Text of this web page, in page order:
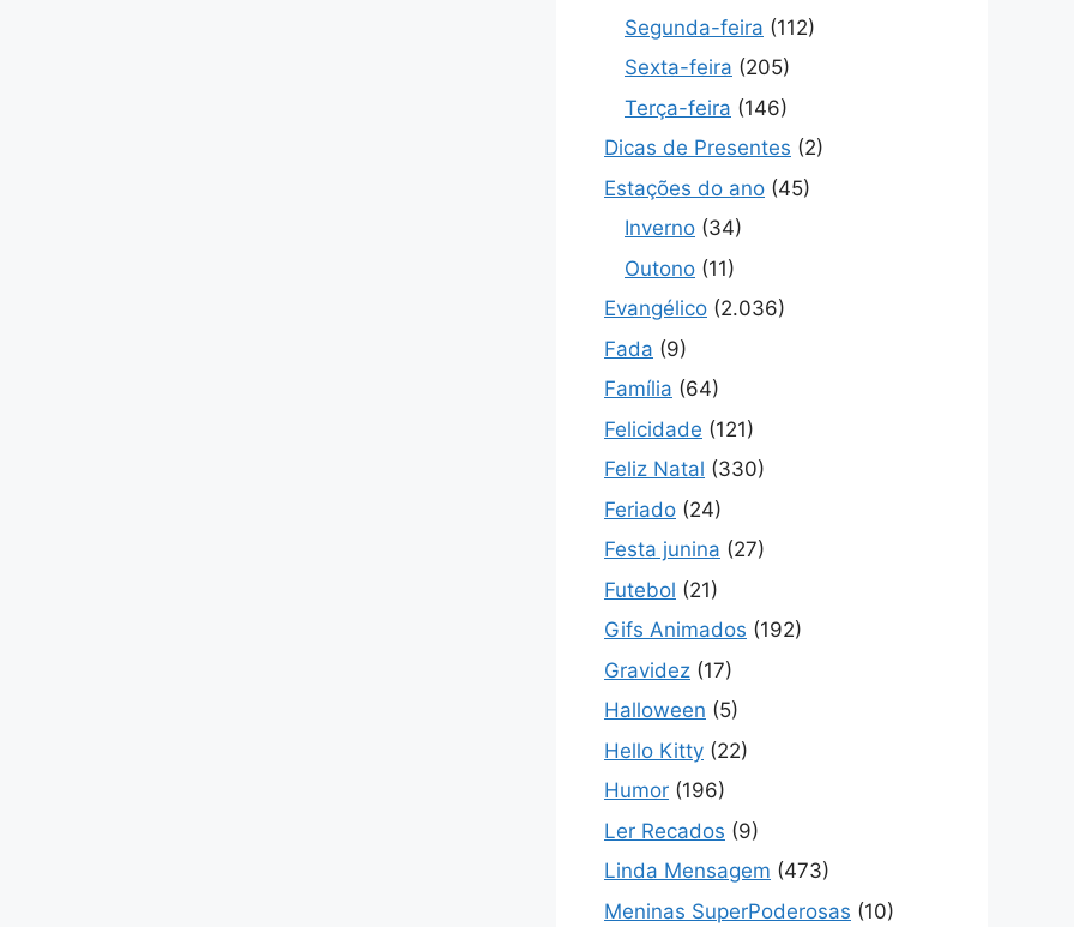
Segunda-feira (112)
Sexta-feira (205)
Terça-feira (146)
Dicas de Presentes (2)
Estações do ano (45)
Inverno (34)
Outono (11)
Evangélico (2.036)
Fada (9)
Família (64)
Felicidade (121)
Feliz Natal (330)
Feriado (24)
Festa junina (27)
Futebol (21)
Gifs Animados (192)
Gravidez (17)
Halloween (5)
Hello Kitty (22)
Humor (196)
Ler Recados (9)
Linda Mensagem (473)
Meninas SuperPoderosas (10)